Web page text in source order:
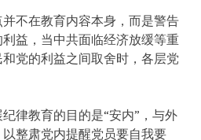
不在教育内容本身，而是警告
益，当中共面临经济放缓等重
党的利益之间取舍时，各层党
律教育的目的是“安内”，与外
整肃党内提醒党员要自我要